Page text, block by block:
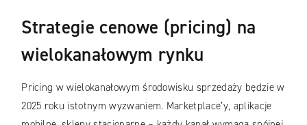
Strategie cenowe (pricing) na
wielokanałowym rynku
Pricing w wielokanałowym środowisku sprzedaży będzie w
2025 roku istotnym wyzwaniem. Marketplace’y, aplikacje